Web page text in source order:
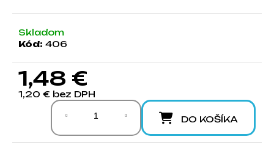
Skladom
Kód: 406
1,48 €
1,20 € bez DPH
Jednotková cena:
DO KOŠÍKA
O
d
p
o
ú
m